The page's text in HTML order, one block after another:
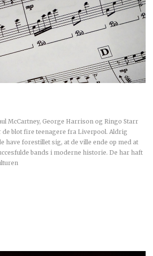
McCartney, George Harrison og Ringo Starr
de blot fire teenagere fra Liverpool. Aldrig
have forestillet sig, at de ville ende op med at
bands i moderne historie. De har haft